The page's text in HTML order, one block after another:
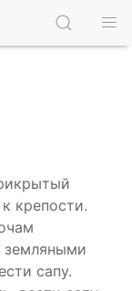
крепости.
земляными
сапу.